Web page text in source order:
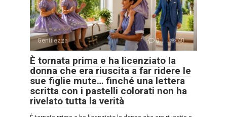
Gentilezza 0 40
È tornata prima e ha licenziato la
donna che era riuscita a far ridere le
sue figlie mute… finché una lettera
scritta con i pastelli colorati non ha
rivelato tutta la verità